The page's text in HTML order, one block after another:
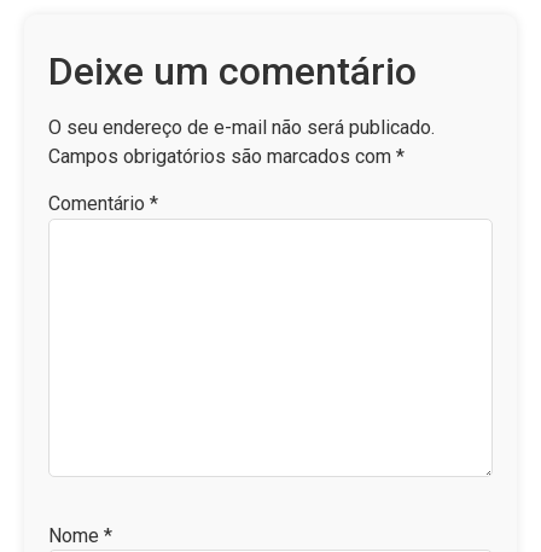
Deixe um comentário
O seu endereço de e-mail não será publicado.
Campos obrigatórios são marcados com *
Comentário *
Nome *